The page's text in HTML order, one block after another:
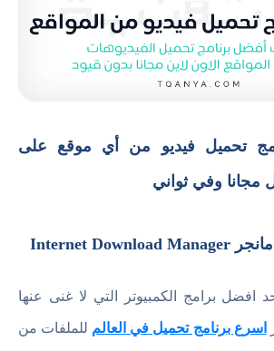
تحميل فيديو من أي موقع على
مجانا وفي ثواني
افضل برامج الكمبيوتر التي لا غنى عنها
اسرع برنامج تحميل في العالم للملفات من